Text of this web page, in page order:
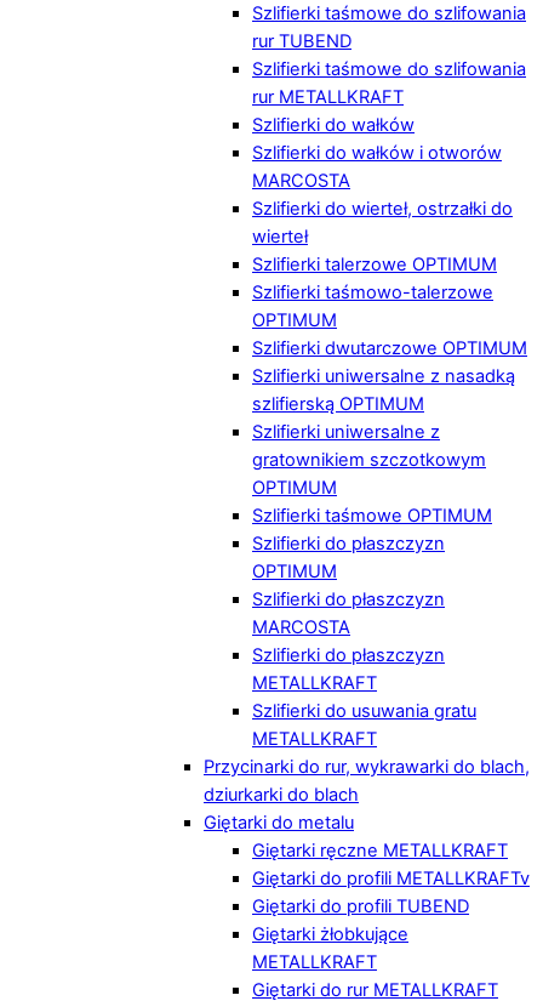
Szlifierki taśmowe do szlifowania
rur TUBEND
Szlifierki taśmowe do szlifowania
rur METALLKRAFT
Szlifierki do wałków
Szlifierki do wałków i otworów
MARCOSTA
Szlifierki do wierteł, ostrzałki do
wierteł
Szlifierki talerzowe OPTIMUM
Szlifierki taśmowo-talerzowe
OPTIMUM
Szlifierki dwutarczowe OPTIMUM
Szlifierki uniwersalne z nasadką
szlifierską OPTIMUM
Szlifierki uniwersalne z
gratownikiem szczotkowym
OPTIMUM
Szlifierki taśmowe OPTIMUM
Szlifierki do płaszczyzn
OPTIMUM
Szlifierki do płaszczyzn
MARCOSTA
Szlifierki do płaszczyzn
METALLKRAFT
Szlifierki do usuwania gratu
METALLKRAFT
Przycinarki do rur, wykrawarki do blach,
dziurkarki do blach
Giętarki do metalu
Giętarki ręczne METALLKRAFT
Giętarki do profili METALLKRAFTv
Giętarki do profili TUBEND
Giętarki żłobkujące
METALLKRAFT
Giętarki do rur METALLKRAFT